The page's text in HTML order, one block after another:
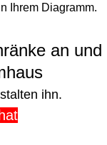
Ihrem Diagramm.
an und
ihn.